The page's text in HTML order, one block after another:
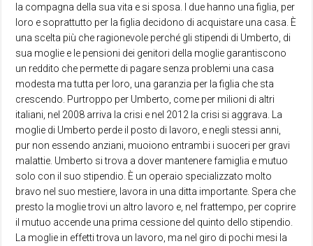
la compagna della sua vita e si sposa. I due hanno una figlia, per
loro e soprattutto per la figlia decidono di acquistare una casa. È
una scelta più che ragionevole perché gli stipendi di Umberto, di
sua moglie e le pensioni dei genitori della moglie garantiscono
un reddito che permette di pagare senza problemi una casa
modesta ma tutta per loro, una garanzia per la figlia che sta
crescendo. Purtroppo per Umberto, come per milioni di altri
italiani, nel 2008 arriva la crisi e nel 2012 la crisi si aggrava. La
moglie di Umberto perde il posto di lavoro, e negli stessi anni,
pur non essendo anziani, muoiono entrambi i suoceri per gravi
malattie. Umberto si trova a dover mantenere famiglia e mutuo
solo con il suo stipendio. È un operaio specializzato molto
bravo nel suo mestiere, lavora in una ditta importante. Spera che
presto la moglie trovi un altro lavoro e, nel frattempo, per coprire
il mutuo accende una prima cessione del quinto dello stipendio.
La moglie in effetti trova un lavoro, ma nel giro di pochi mesi la